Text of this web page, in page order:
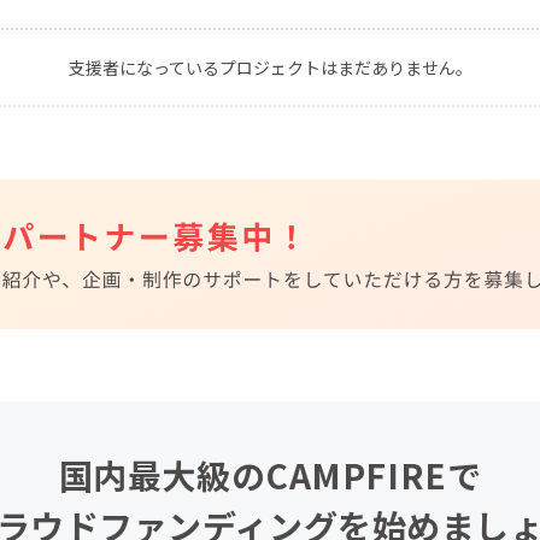
CAMPFIRE for Social Good
CAMPFIRE Creation
CAMPFIREふるさと納税
machi-ya コミュニティ
支援者になっているプロジェクトはまだありません。
国内最大級のCAMPFIREで
ウドファンディングを始めまし